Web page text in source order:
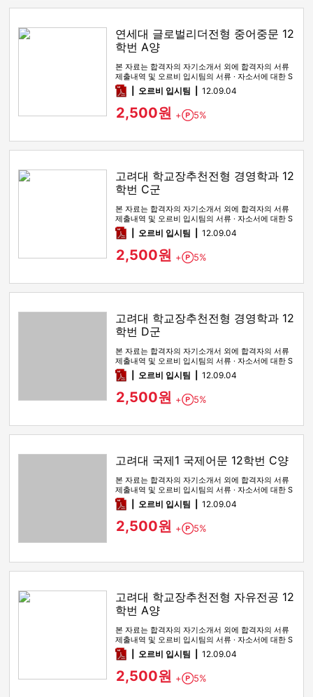
연세대 글로벌리더전형 중어중문 12
학번 A양
본 자료는 합격자의 자기소개서 외에 합격자의 서류
제출내역 및 오르비 입시팀의 서류 · 자소서에 대한 S
WOT 분석이 포함돼 …
pdf오르비 입시팀 12.09.04
2,500원 + Point
5%
고려대 학교장추천전형 경영학과 12
학번 C군
본 자료는 합격자의 자기소개서 외에 합격자의 서류
제출내역 및 오르비 입시팀의 서류 · 자소서에 대한 S
WOT 분석이 포함돼 …
pdf오르비 입시팀 12.09.04
2,500원 + Point
5%
고려대 학교장추천전형 경영학과 12
학번 D군
본 자료는 합격자의 자기소개서 외에 합격자의 서류
제출내역 및 오르비 입시팀의 서류 · 자소서에 대한 S
WOT 분석이 포함돼 …
pdf오르비 입시팀 12.09.04
2,500원 + Point
5%
고려대 국제1 국제어문 12학번 C양
본 자료는 합격자의 자기소개서 외에 합격자의 서류
제출내역 및 오르비 입시팀의 서류 · 자소서에 대한 S
WOT 분석이 포함돼 …
pdf오르비 입시팀 12.09.04
2,500원 + Point
5%
고려대 학교장추천전형 자유전공 12
학번 A양
본 자료는 합격자의 자기소개서 외에 합격자의 서류
제출내역 및 오르비 입시팀의 서류 · 자소서에 대한 S
WOT 분석이 포함돼 …
pdf오르비 입시팀 12.09.04
2,500원 + Point
5%